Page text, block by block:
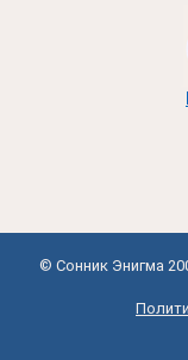
© Сонник Энигма